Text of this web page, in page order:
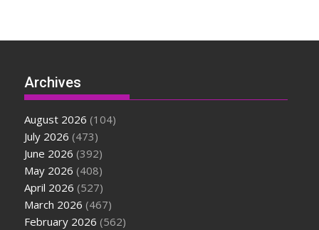
Archives
August 2026 (104)
July 2026 (473)
June 2026 (392)
May 2026 (408)
April 2026 (527)
March 2026 (467)
February 2026 (562)